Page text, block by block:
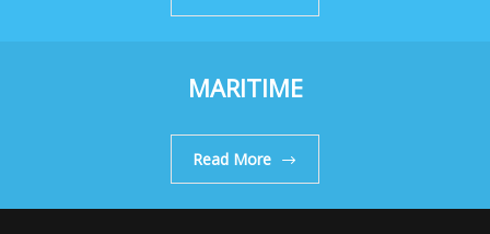
MARITIME
Read More